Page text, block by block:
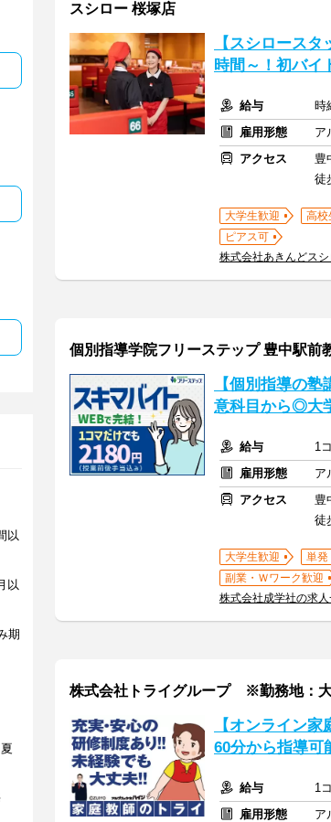
以
以
期
スシロー 桜塚店
【スシロース
時間～！初バ
給与
時
雇用形態
ア
アクセス
豊
徒
大学生歓迎 高校
ピアス可
株式会社あきんどス
個別指導学院フリーステップ 豊中駅前
【個別指導の
意科目から◎大
給与
1
雇用形態
ア
アクセス
豊
徒
大学生歓迎 単発
副業・Ｗワーク歓迎
株式会社成学社の求
株式会社トライグループ ※勤務地：
【オンライン
60分から指導
給与
1
雇用形態
ア